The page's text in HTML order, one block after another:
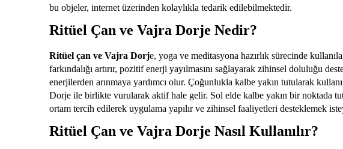
bu objeler, internet üzerinden kolaylıkla tedarik edilebilmektedir.
Ritüel Çan ve Vajra Dorje Nedir?
Ritüel çan ve Vajra Dorje, yoga ve meditasyona hazırlık sürecinde
farkındalığı artırır, pozitif enerji yayılmasını sağlayarak zihinsel doluluğu
enerjilerden arınmaya yardımcı olur. Çoğunlukla kalbe yakın tutularak
Dorje ile birlikte vurularak aktif hale gelir. Sol elde kalbe yakın bir noktada
ortam tercih edilerek uygulama yapılır ve zihinsel faaliyetleri desteklemek
Ritüel Çan ve Vajra Dorje Nasıl Kullanılır?